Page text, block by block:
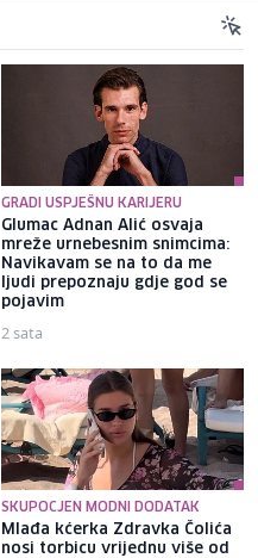
GRADI USPJEŠNU KARIJERU
Glumac Adnan Alić osvaja
mreže urnebesnim snimcima:
Navikavam se na to da me
ljudi prepoznaju gdje god se
pojavim
2 sata
SKUPOCJEN MODNI DODATAK
Mlađa kćerka Zdravka Čolića
nosi torbicu vrijednu više od